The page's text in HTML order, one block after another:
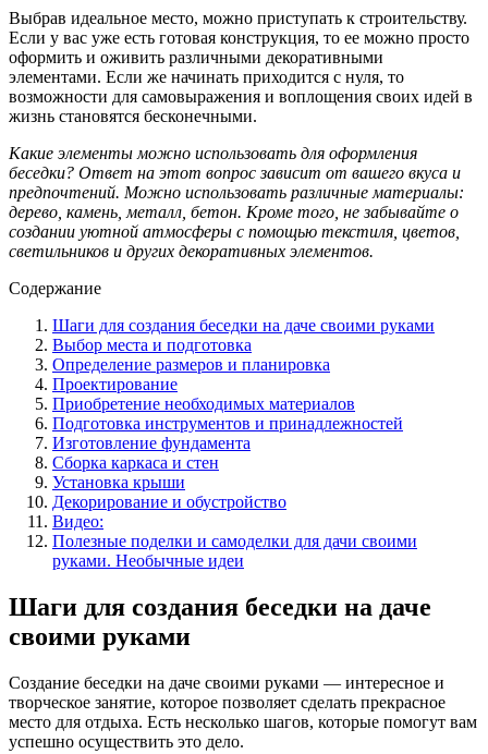
Выбрав идеальное место, можно приступать к строительству.
Если у вас уже есть готовая конструкция, то ее можно просто
оформить и оживить различными декоративными
элементами. Если же начинать приходится с нуля, то
возможности для самовыражения и воплощения своих идей в
жизнь становятся бесконечными.
Какие элементы можно использовать для оформления
беседки? Ответ на этот вопрос зависит от вашего вкуса и
предпочтений. Можно использовать различные материалы:
дерево, камень, металл, бетон. Кроме того, не забывайте о
создании уютной атмосферы с помощью текстиля, цветов,
светильников и других декоративных элементов.
Содержание
Шаги для создания беседки на даче своими руками
Выбор места и подготовка
Определение размеров и планировка
Проектирование
Приобретение необходимых материалов
Подготовка инструментов и принадлежностей
Изготовление фундамента
Сборка каркаса и стен
Установка крыши
Декорирование и обустройство
Видео:
Полезные поделки и самоделки для дачи своими
руками. Необычные идеи
Шаги для создания беседки на даче
своими руками
Создание беседки на даче своими руками — интересное и
творческое занятие, которое позволяет сделать прекрасное
место для отдыха. Есть несколько шагов, которые помогут вам
успешно осуществить это дело.